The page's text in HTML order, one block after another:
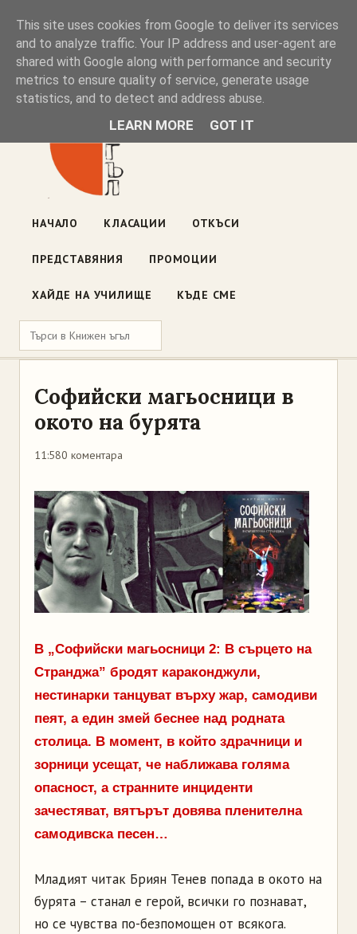
Книжен ъгъл
Блог на книжарницата — класации, откъси, нови книги
ул. „Оборище" 117, София· пон–пет 10:00–19:00 ·
НАЧАЛО КЛАСАЦИИ ОТКЪСИ
ПРЕДСТАВЯНИЯ ПРОМОЦИИ
ХАЙДЕ НА УЧИЛИЩЕ КЪДЕ СМЕ
Софийски магьосници в
окото на бурята
11:580 коментара
В „Софийски магьосници 2: В сърцето на
Странджа” бродят караконджули,
нестинарки танцуват върху жар, самодиви
пеят, а един змей беснее над родната
столица. В момент, в който здрачници и
зорници усещат, че наближава голяма
опасност, а странните инциденти
зачестяват, вятърът довява пленителна
самодивска песен…
Младият читак Бриян Тенев попада в окото на
бурята – станал е герой, всички го познават,
но се чувства по-безпомощен от всякога.
This site uses cookies from Google to deliver its services
and to analyze traffic. Your IP address and user-agent are
shared with Google along with performance and security
metrics to ensure quality of service, generate usage
statistics, and to detect and address abuse.
LEARN MORE GOT IT